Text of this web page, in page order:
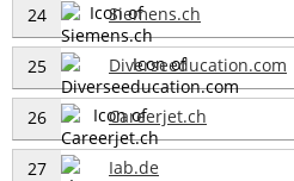
24 Siemens.ch
25 Diverseeducation.com
26 Careerjet.ch
27 Iab.de